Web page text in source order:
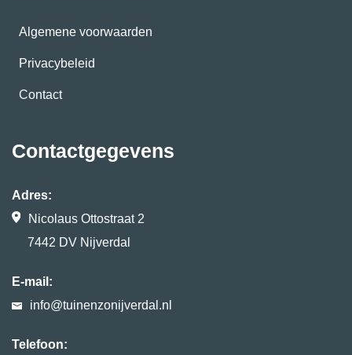
Algemene voorwaarden
Privacybeleid
Contact
Contactgegevens
Adres:
Nicolaus Ottostraat 2
7442 DV Nijverdal
E-mail:
info@tuinenzonijverdal.nl
Telefoon: